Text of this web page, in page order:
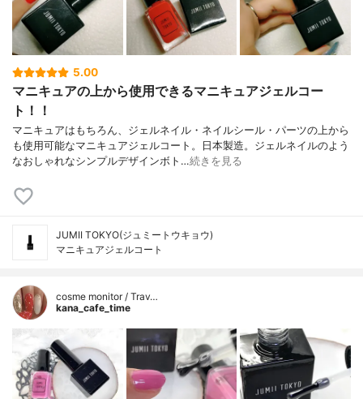
5.00
マニキュアの上から使用できるマニキュアジェルコー
ト！！
マニキュアはもちろん、ジェルネイル・ネイルシール・パーツの上から
も使用可能なマニキュアジェルコート。日本製造。ジェルネイルのよう
なおしゃれなシンプルデザインボト…続きを見る
JUMII TOKYO(ジュミートウキョウ)
マニキュアジェルコート
cosme monitor / Trav…
kana_cafe_time